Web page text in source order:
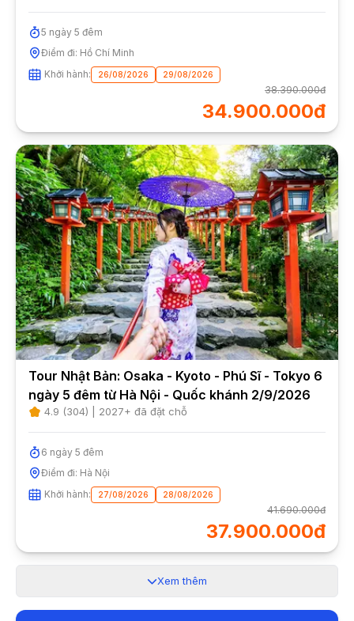
5 ngày 5 đêm
Điểm đi: Hồ Chí Minh
Khởi hành:
26/08/2026 29/08/2026
38.390.000đ
34.900.000đ
Tour Nhật Bản: Osaka - Kyoto - Phú Sĩ - Tokyo 6
ngày 5 đêm từ Hà Nội - Quốc khánh 2/9/2026
4.9 (304) | 2027+ đã đặt chỗ
6 ngày 5 đêm
Điểm đi: Hà Nội
Khởi hành:
27/08/2026 28/08/2026
41.690.000đ
37.900.000đ
Xem thêm